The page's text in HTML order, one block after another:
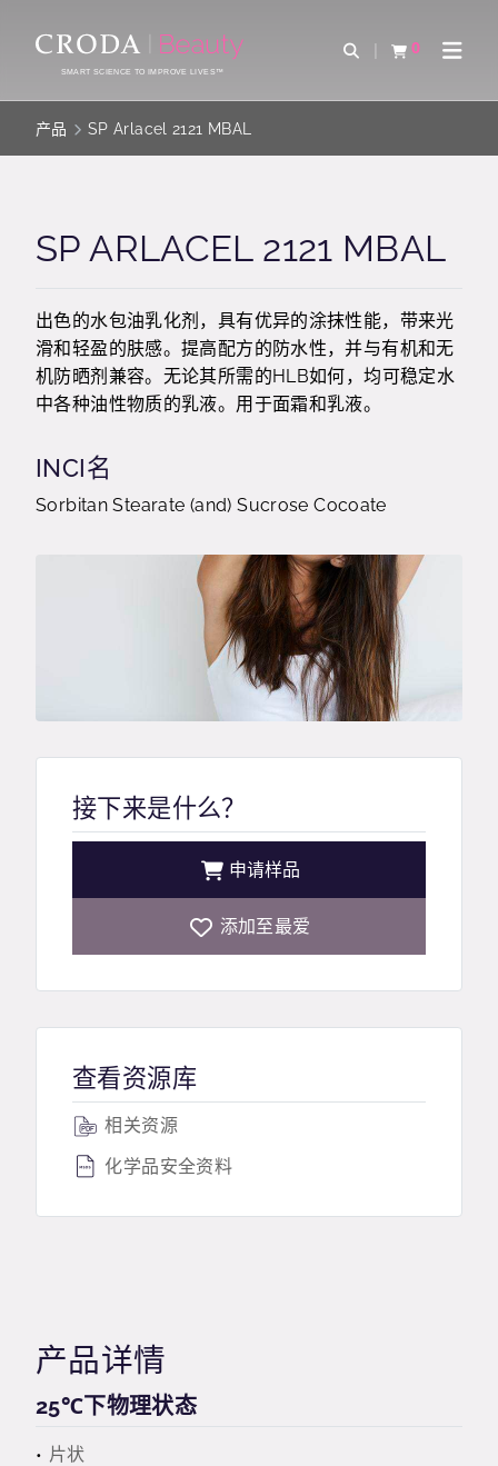
CONTENTSMART SCIENCE TO IMPROVE LIVES™
Open Search
0
查看购物车Open
产品 SP Arlacel 2121 MBAL
SP ARLACEL 2121 MBAL
出色的水包油乳化剂，具有优异的涂抹性能，带来光
滑和轻盈的肤感。提高配方的防水性，并与有机和无
机防晒剂兼容。无论其所需的HLB如何，均可稳定水
中各种油性物质的乳液。用于面霜和乳液。
INCI名
Sorbitan Stearate (and) Sucrose Cocoate
接下来是什么？
申请样品
添加至最爱
查看资源库
相关资源
化学品安全资料
产品详情
25℃下物理状态
片状